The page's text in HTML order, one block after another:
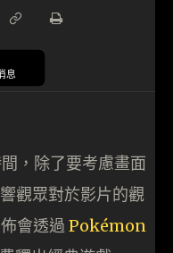
息
，除了要考慮畫面
觀眾對於影片的觀
會透過 Pokémon